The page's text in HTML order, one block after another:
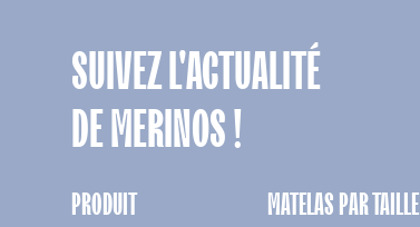
SUIVEZ L'ACTUALITÉ
DE MERINOS !
PRODUIT MATELAS PAR TAILLE